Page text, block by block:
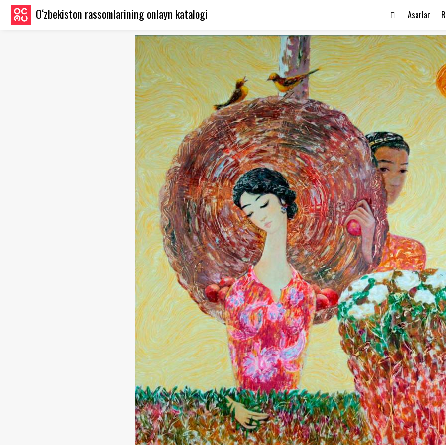
O‘zbekiston rassomlarining onlayn katalogi Asarlar